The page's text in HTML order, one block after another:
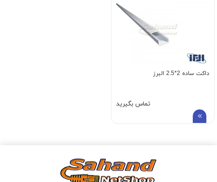
داکت ساده 2*2.5 البرز
تماس بگیرید